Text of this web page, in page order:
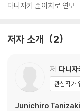
다니자키 준이치로 연보
저자 소개 2
저 다니
관심작가
Junichiro